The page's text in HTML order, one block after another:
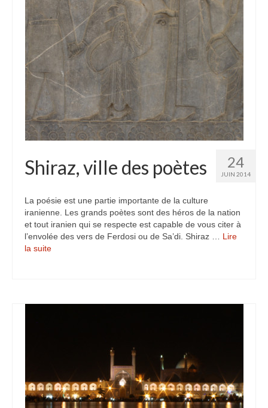
24
JUIN 2014
Shiraz, ville des poètes
La poésie est une partie importante de la culture
iranienne. Les grands poètes sont des héros de la nation
et tout iranien qui se respecte est capable de vous citer à
l’envolée des vers de Ferdosi ou de Sa’di. Shiraz … Lire
la suite­­